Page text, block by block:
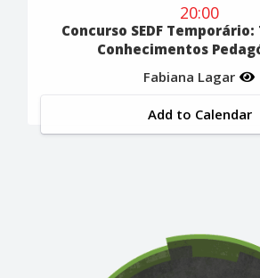
20:00
Concurso SEDF
Conhecimentos
Fabiana Lagar
Add to Calendar